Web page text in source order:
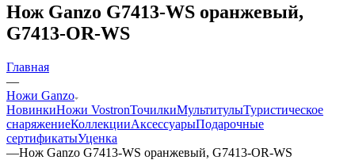
Нож Ganzo G7413-WS оранжевый,
G7413-OR-WS
Главная
—
Ножи Ganzo
НовинкиНожи VostronТочилкиМультитулыТуристическое
снаряжениеКоллекцииАксессуарыПодарочные
сертификатыУценка
—Нож Ganzo G7413-WS оранжевый, G7413-OR-WS